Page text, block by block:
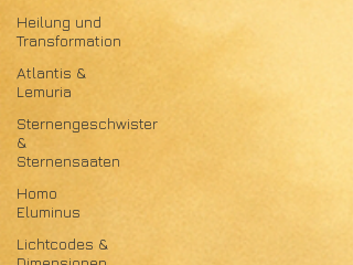
Heilung und
Transformation
Atlantis &
Lemuria
Sternengeschwister
&
Sternensaaten
Homo
Eluminus
Lichtcodes &